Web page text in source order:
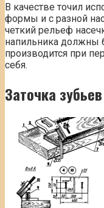
В качестве точил
формы и с разной
четкий рельеф
напильника должны
производится при
себя.
Заточка